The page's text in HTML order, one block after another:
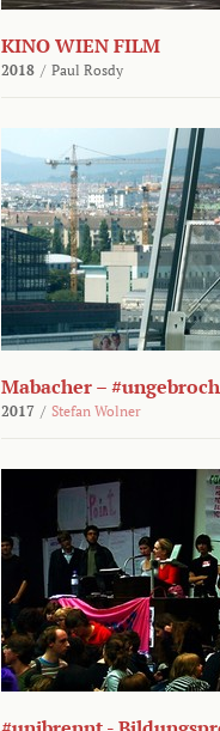
KINO WIEN FILM
2018 / Paul Rosdy
Mabacher –
2017 / Stefan Wolner